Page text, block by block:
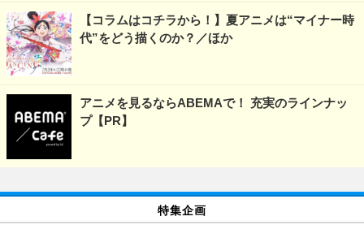
【コラムはコチラから！】夏アニメは“マイナー時
代”をどう描くのか？／ほか
アニメを見るならABEMAで！ 充実のラインナッ
プ【PR】
特集企画